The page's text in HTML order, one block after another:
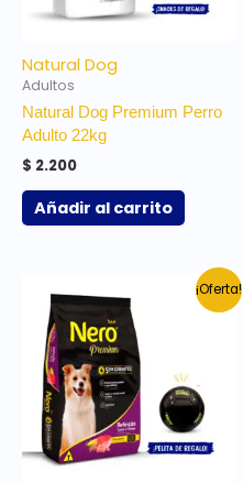
Natural Dog
Adultos
Natural Dog Premium Perro
Adulto 22kg
$ 2.200
Añadir al carrito
¡Oferta!
precio
original
era:
$ 2.000.
precio
actual
es:
$ 1.950.